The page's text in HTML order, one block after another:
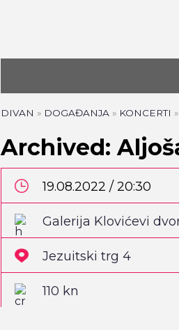
DIVAN » DOGAĐANJA » KONCERTI »
Archived:
19.08.2022 / 20:30
Galerija Klovićevi
Jezuitski trg 4
110 kn